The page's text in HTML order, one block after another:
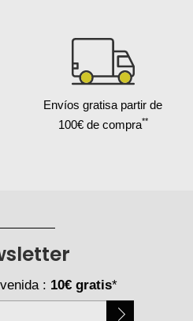
Envíos gratisa partir de
100€ de compra**
: 10€ gratis*